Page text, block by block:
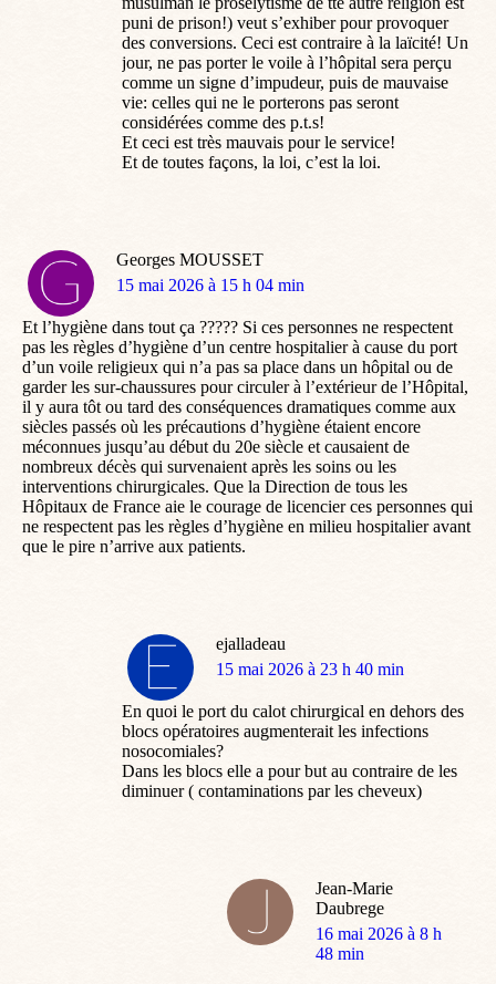
puni de prison!) veut s’exhiber pour provoquer
des conversions. Ceci est contraire à la laïcité! Un
jour, ne pas porter le voile à l’hôpital sera perçu
comme un signe d’impudeur, puis de mauvaise
vie: celles qui ne le porterons pas seront
considérées comme des p.t.s!
Et ceci est très mauvais pour le service!
Et de toutes façons, la loi, c’est la loi.
Georges MOUSSET
dit
15 mai 2026 à 15 h 04 min
Et l’hygiène dans tout ça ????? Si ces personnes ne respectent
pas les règles d’hygiène d’un centre hospitalier à cause du port
d’un voile religieux qui n’a pas sa place dans un hôpital ou de
garder les sur-chaussures pour circuler à l’extérieur de l’Hôpital,
il y aura tôt ou tard des conséquences dramatiques comme aux
siècles passés où les précautions d’hygiène étaient encore
méconnues jusqu’au début du 20e siècle et causaient de
nombreux décès qui survenaient après les soins ou les
interventions chirurgicales. Que la Direction de tous les
Hôpitaux de France aie le courage de licencier ces personnes qui
ne respectent pas les règles d’hygiène en milieu hospitalier avant
que le pire n’arrive aux patients.
ejalladeau
dit
15 mai 2026 à 23 h 40 min
En quoi le port du calot chirurgical en dehors des
blocs opératoires augmenterait les infections
nosocomiales?
Dans les blocs elle a pour but au contraire de les
diminuer ( contaminations par les cheveux)
Jean-Marie
Daubrege
dit
:
16 mai 2026 à 8 h
48 min